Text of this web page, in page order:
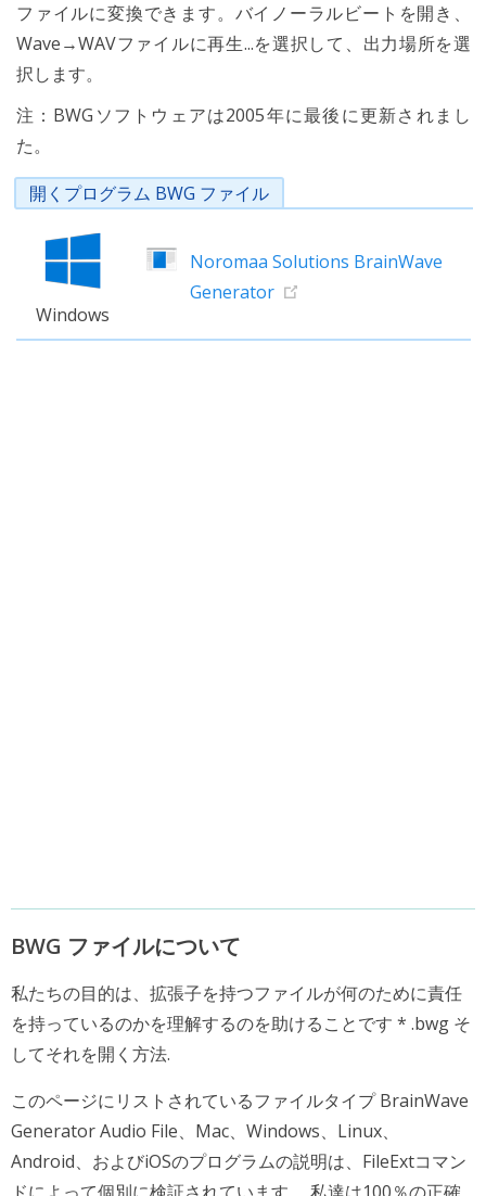
ファイルに変換できます。バイノーラルビートを開き、
Wave→WAVファイルに再生...を選択して、出力場所を選
択します。
注：BWGソフトウェアは2005年に最後に更新されまし
た。
開くプログラム BWG ファイル
Windows
Noromaa Solutions BrainWave
Generator
BWG ファイルについて
私たちの目的は、拡張子を持つファイルが何のために責任
を持っているのかを理解するのを助けることです * .bwg そ
してそれを開く方法.
このページにリストされているファイルタイプ BrainWave
Generator Audio File、Mac、Windows、Linux、
Android、およびiOSのプログラムの説明は、FileExtコマン